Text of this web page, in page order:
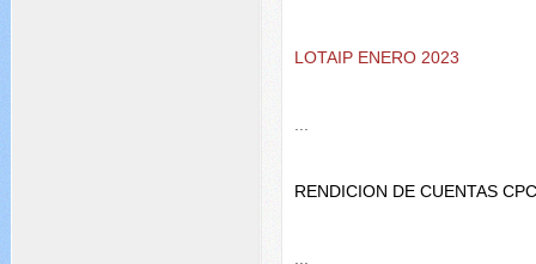
LOTAIP ENERO 2023
RENDICION DE CUENTAS